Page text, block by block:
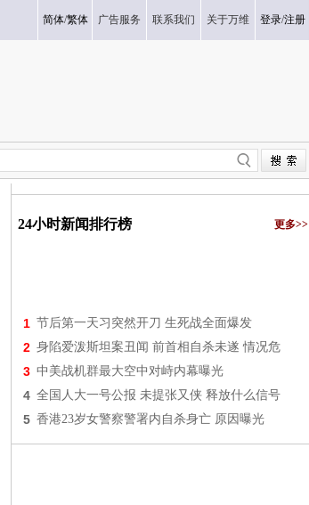
简体/繁体 广告服务 联系我们 关于万维 登录/注册
24小时新闻排行榜 更多>>
1 节后第一天习突然开刀 生死战全面爆发
2 身陷爱泼斯坦案丑闻 前首相自杀未遂 情况危
3 中美战机群最大空中对峙内幕曝光
4 全国人大一号公报 未提张又侠 释放什么信号
5 香港23岁女警察警署内自杀身亡 原因曝光